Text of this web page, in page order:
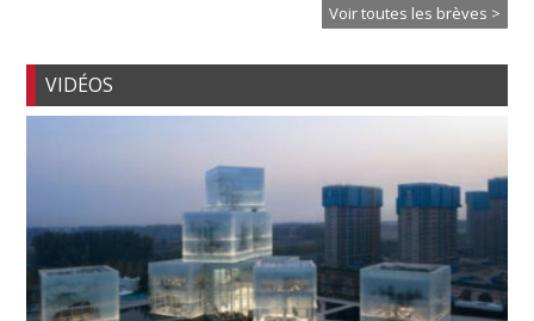
Voir toutes les brèves >
VIDÉOS